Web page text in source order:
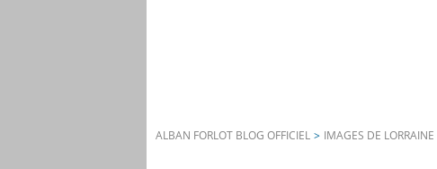
ALBAN FORLOT BLOG OFFICIEL > IMAGES DE LORRAINE